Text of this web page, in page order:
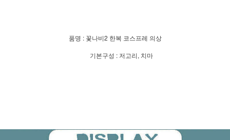
품명 : 꽃나비2 한복 코스프레 의상
기본구성 : 저고리, 치마